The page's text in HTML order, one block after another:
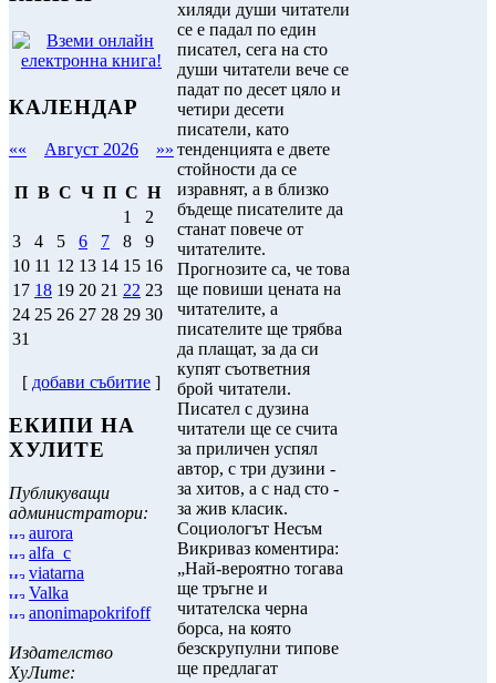
КАЛЕНДАР
«« Август 2026 »»
П В С Ч П С Н
1
2
3
4 5 6 7 8
9
10 11 12 13 14 15 16
17 18 19 20 21 22 23
24 25 26 27 28 29 30
31
[ добави събитие ]
ЕКИПИ НА
ХУЛИТЕ
Публикуващи
администратори:
aurora
alfa_c
viatarna
Valka
anonimapokrifoff
Издателство
ХуЛите:
хиляди души читатели
се е падал по един
писател, сега на сто
души читатели вече се
падат по десет цяло и
четири десети
писатели, като
тенденцията е двете
стойности да се
изравнят, а в близко
бъдеще писателите да
станат повече от
читателите.
Прогнозите са, че това
ще повиши цената на
читателите, а
писателите ще трябва
да плащат, за да си
купят съответния
брой читатели.
Писател с дузина
читатели ще се счита
за приличен успял
автор, с три дузини -
за хитов, а с над сто -
за жив класик.
Социологът Несъм
Викриваз коментира:
„Най-вероятно тогава
ще тръгне и
читателска черна
борса, на която
безскрупулни типове
ще предлагат